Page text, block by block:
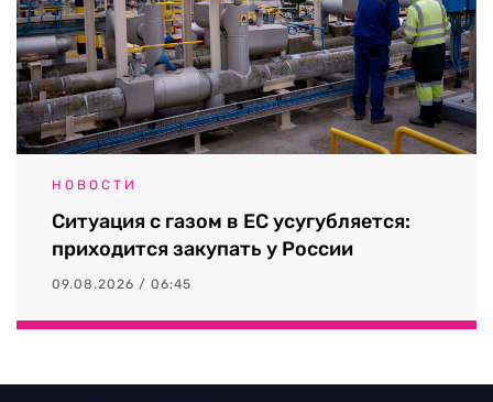
НОВОСТИ
Ситуация с газом в ЕС усугубляется:
приходится закупать у России
09.08.2026 / 06:45